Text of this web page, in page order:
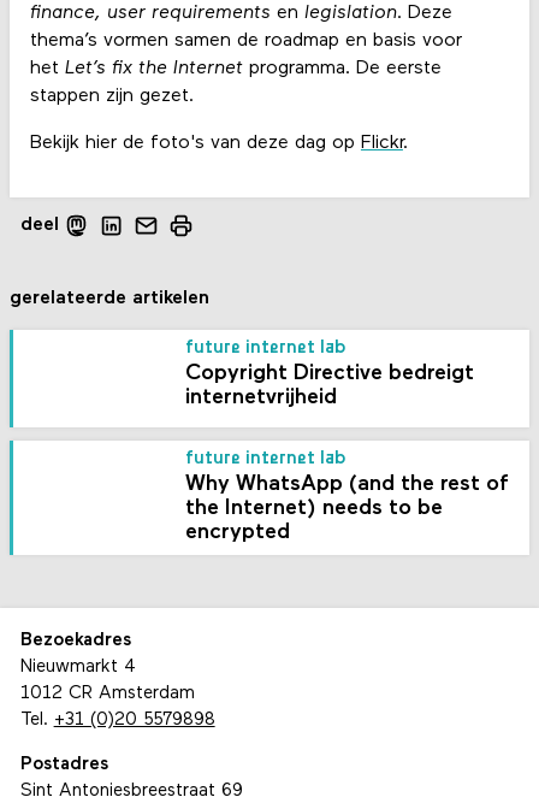
finance, user requirements en legislation. Deze
thema’s vormen samen de roadmap en basis voor
het Let’s fix the Internetprogramma. De eerste
stappen zijn gezet.
Bekijk hier de foto's van deze dag op Flickr.
deel
gerelateerde artikelen
future internet lab
Copyright Directive bedreigt
internetvrijheid
future internet lab
Why WhatsApp (and the rest of
the Internet) needs to be
encrypted
Bezoekadres
Nieuwmarkt 4
1012 CR Amsterdam
Tel. +31 (0)20 5579898
Postadres
Sint Antoniesbreestraat 69